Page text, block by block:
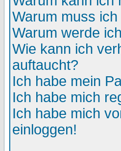
Warum muss
Warum werde
Wie kann ich
auftaucht?
Ich habe mein
Ich habe mich
Ich habe mich
einloggen!